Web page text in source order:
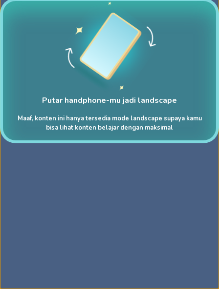
Putar handphone-mu jadi landscape
Maaf, konten ini hanya tersedia mode landscape supaya kamu
bisa lihat konten belajar dengan maksimal